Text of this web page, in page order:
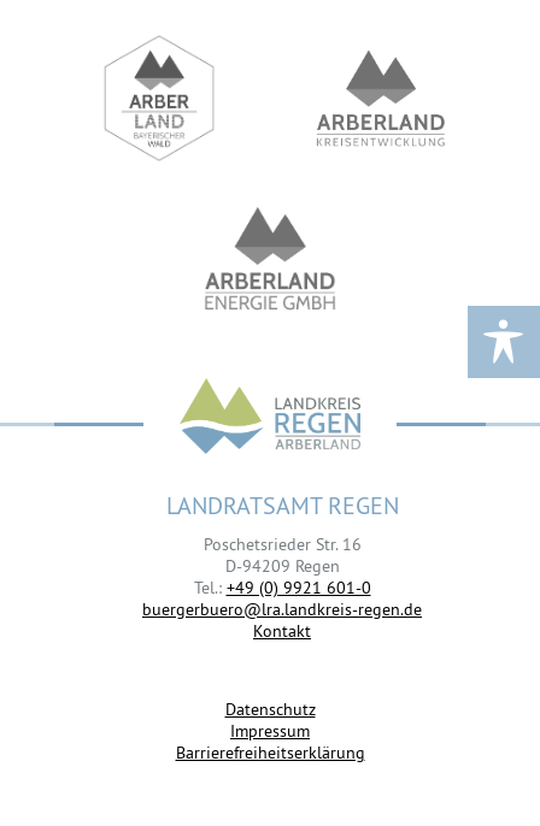
LANDRATSAMT REGEN
Poschetsrieder Str. 16
D-94209 Regen
Tel.: +49 (0) 9921 601-0
buergerbuero@lra.landkreis-regen.de
Kontakt
Datenschutz
Impressum
Barrierefreiheitserklärung